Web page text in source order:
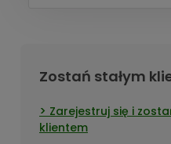
Zostań stałym
Zarejestruj się i
klientem